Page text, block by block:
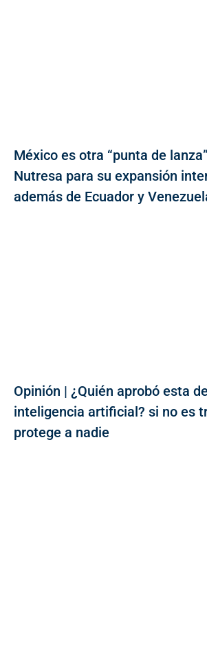
México es otra “punta de
Nutresa para su expansión
además de Ecuador y
Opinión | ¿Quién aprobó esta
inteligencia artificial? si no es
protege a nadie